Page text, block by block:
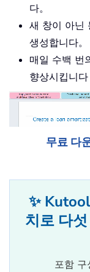
다。
새 창이 아닌
생성합니다。
매일 수백 번
향상시킵니다
무료 다
✨
치로 다
포함 구